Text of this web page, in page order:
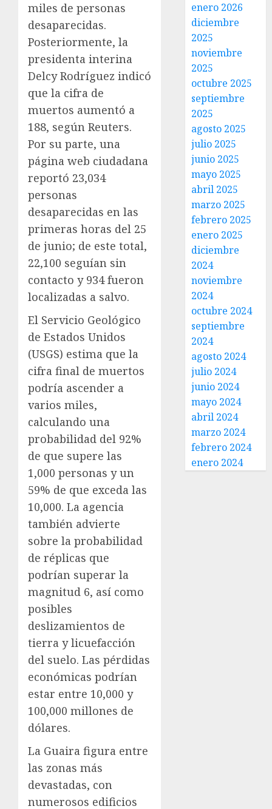
miles de personas
desaparecidas.
Posteriormente, la
presidenta interina
Delcy Rodríguez indicó
que la cifra de
muertos aumentó a
188, según Reuters.
Por su parte, una
página web ciudadana
reportó 23,034
personas
desaparecidas en las
primeras horas del 25
de junio; de este total,
22,100 seguían sin
contacto y 934 fueron
localizadas a salvo.
El Servicio Geológico
de Estados Unidos
(USGS) estima que la
cifra final de muertos
podría ascender a
varios miles,
calculando una
probabilidad del 92%
de que supere las
1,000 personas y un
59% de que exceda las
10,000. La agencia
también advierte
sobre la probabilidad
de réplicas que
podrían superar la
magnitud 6, así como
posibles
deslizamientos de
tierra y licuefacción
del suelo. Las pérdidas
económicas podrían
estar entre 10,000 y
100,000 millones de
dólares.
La Guaira figura entre
las zonas más
devastadas, con
numerosos edificios
enero 2026
diciembre
2025
noviembre
2025
octubre 2025
septiembre
2025
agosto 2025
julio 2025
junio 2025
mayo 2025
abril 2025
marzo 2025
febrero 2025
enero 2025
diciembre
2024
noviembre
2024
octubre 2024
septiembre
2024
agosto 2024
julio 2024
junio 2024
mayo 2024
abril 2024
marzo 2024
febrero 2024
enero 2024